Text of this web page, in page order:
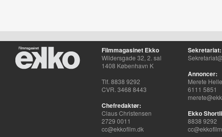
Filmmagasinet Ekko
Wildersgade 32, 2. sal
1408 København K
Tlf. 8838 9292
CVR. 3468 8443
Chefredaktør:
Claus Christensen
2729 0011
cc@ekkofilm.dk
Sekretariat:
Annoncer:
Merete
6111 5851
Ekko
8838 9292